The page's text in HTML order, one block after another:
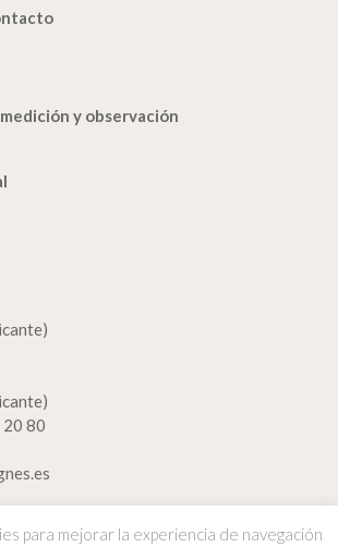
y observación
20 80
para mejorar la experiencia de navegación